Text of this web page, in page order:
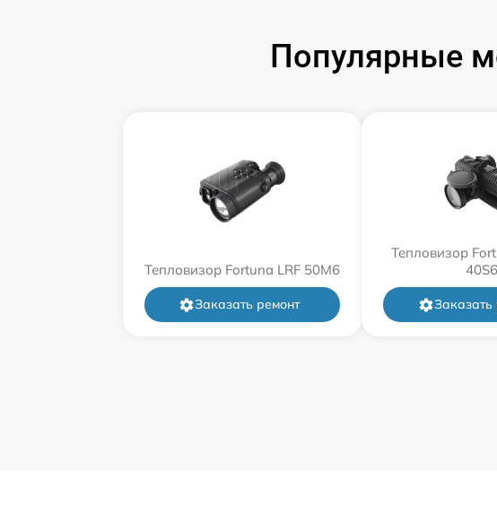
Популярные
Тепловизор Fortuna LRF 50M6
Заказать ремонт
Тепловизор
40S6
Заказать